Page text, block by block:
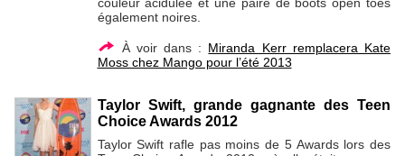
également noires.
À voir dans : Miranda Kerr remplacera Kate
Moss chez Mango pour l’été 2013
Taylor Swift, grande gagnante des Teen
Choice Awards 2012
Taylor Swift rafle pas moins de 5 Awards lors des